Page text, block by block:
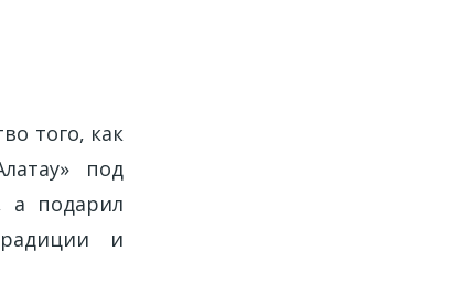
того, как
под
а подарил
и